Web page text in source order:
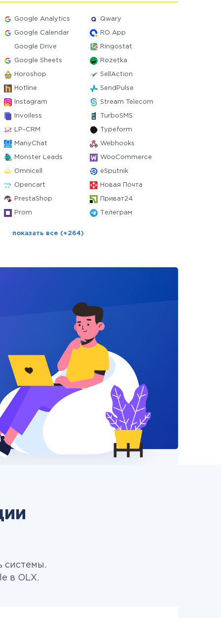
Google Analytics Qwary
Google Calendar RO App
Google Drive Ringostat
Google Sheets Rozetka
Horoshop SellAction
Hotline SendPulse
Instagram Stream Telecom
Invoiless TurboSMS
LP-CRM Typeform
ManyChat Webhooks
Monster Leads WooCommerce
Omnicell eSputnik
Opencart Новая Почта
PrestaShop Приват24
Prom Телеграм
показать все (+264)
системы.
в OLX.